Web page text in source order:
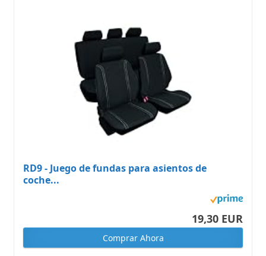
RD9 - Juego de fundas para asientos de
coche...
19,30 EUR
Comprar Ahora